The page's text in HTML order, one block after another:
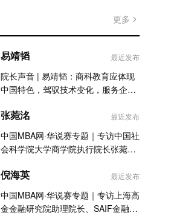
更多
易靖韬 最近发布
院长声音 | 易靖韬：商科教育应体现
中国特色，驾驭技术变化，服务企业
张菀洺 最近发布
中国MBA网·华说赛专题｜专访中国社
会科学院大学商学院执行院长张菀洺
倪海英 最近发布
中国MBA网·华说赛专题｜专访上海高
金金融研究院助理院长、SAIF金融